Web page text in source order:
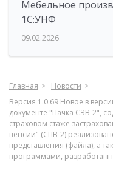
Мебельное
1С:УНФ
09.02.2026
Главная
Новости
Версия 1.0.69 Новое в
документе "Пачка СЗВ-2",
страховом стаже
пенсии" (СПВ-2)
представления (файла), а
программами,